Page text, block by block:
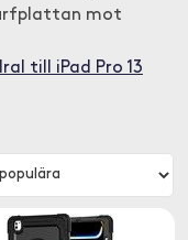
mot
till iPad Pro 13